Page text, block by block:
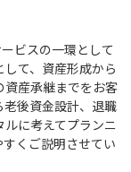
ビスの一環として
して、資産形成から
資産承継までをお客
後資金設計、退職
に考えてプランニ
くご説明させてい